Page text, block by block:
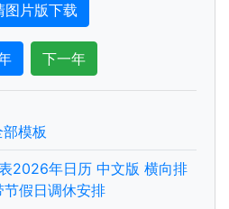
图片版下载
下一年
部模板
2026年日历 中文版 横向排
假日调休安排